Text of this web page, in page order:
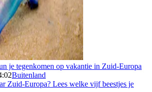
je tegenkomen op vakantie in Zuid-Europa
Buitenland
Zuid-Europa? Lees welke vijf beestjes je